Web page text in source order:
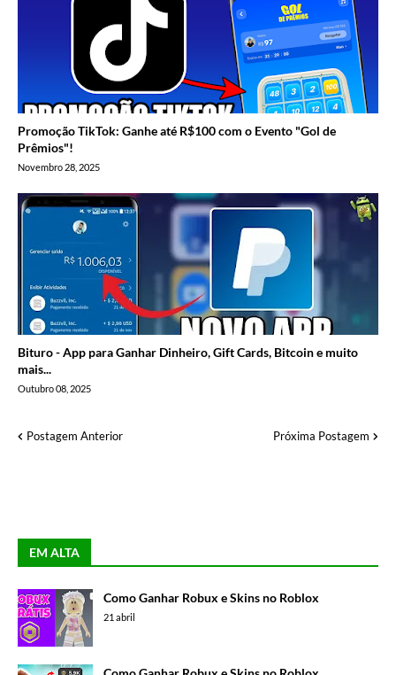
Promoção TikTok: Ganhe até R$100 com o Evento "Gol de
Prêmios"!
Novembro 28, 2025
Bituro - App para Ganhar Dinheiro, Gift Cards, Bitcoin e muito
mais...
Outubro 08, 2025
Postagem Anterior Próxima Postagem
EM ALTA
Como Ganhar Robux e Skins no Roblox
21 abril